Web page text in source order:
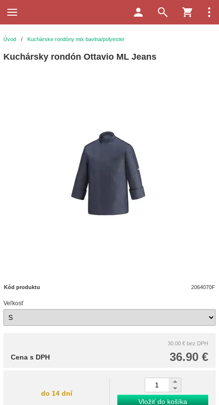
Úvod / Kuchárske rondóny mix bavlna/polyester
Kuchársky rondón Ottavio ML Jeans
Kód produktu 2064070F
Veľkosť
30.00 € bez DPH
36.90 €
Cena s DPH
do 14 dní
Vložiť do košíka